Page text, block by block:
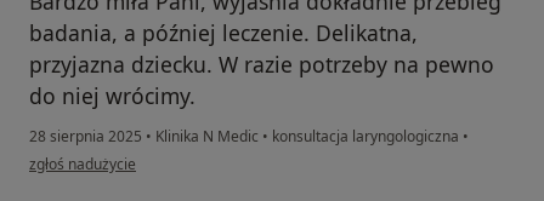
badania, a później leczenie. Delikatna,
przyjazna dziecku. W razie potrzeby na pewno
do niej wrócimy.
28 sierpnia 2025 • Klinika N Medic • konsultacja laryngologiczna •
w opinii użytkownika Sabina
zgłoś nadużycie